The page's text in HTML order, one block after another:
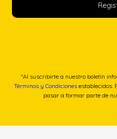
*Al suscribirte a nuestro boletín
Términos y Condiciones establecidos.
pasar a formar parte de